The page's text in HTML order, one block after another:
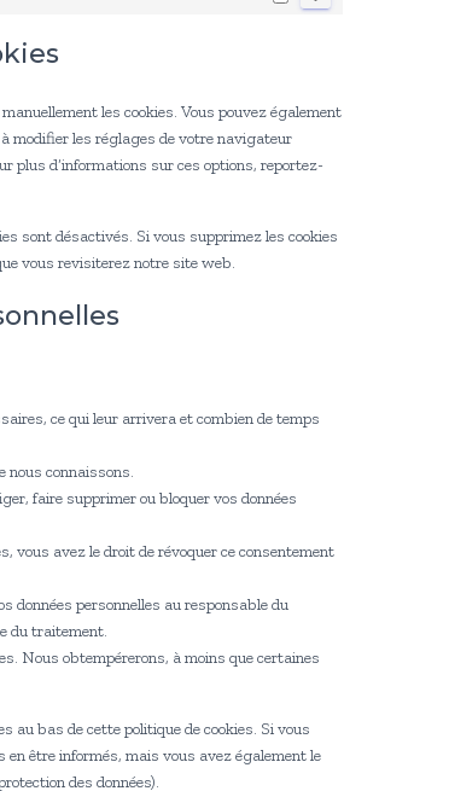
les cookies. Vous pouvez également
modifier les réglages de votre navigateur
plus d’informations sur ces options, reportez-
sont désactivés. Si vous supprimez les cookies
vous revisiterez notre site web.
ce qui leur arrivera et combien de temps
nous connaissons.
faire supprimer ou bloquer vos données
vous avez le droit de révoquer ce consentement
données personnelles au responsable du
du traitement.
Nous obtempérerons, à moins que certaines
au bas de cette politique de cookies. Si vous
être informés, mais vous avez également le
des données).